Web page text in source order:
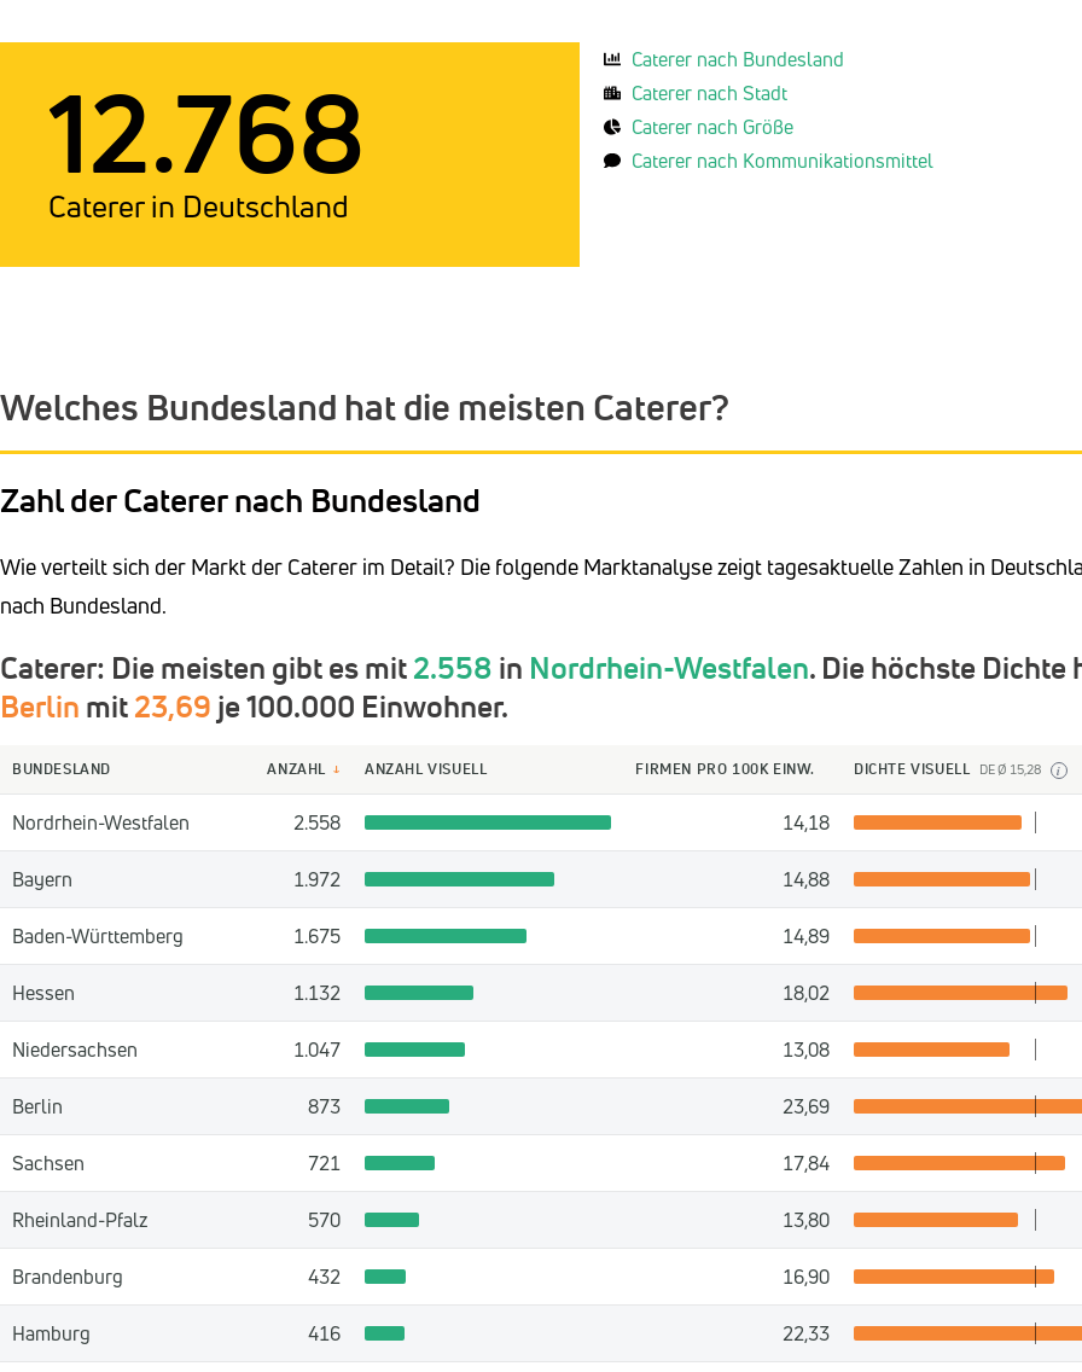
12.768
Caterer in Deutschland
Caterer nach Bundesland
Caterer nach Stadt
Caterer nach Größe
Caterer nach Kommunikationsmittel
Welches Bundesland hat die meisten Caterer?
Zahl der Caterer nach Bundesland
Wie verteilt sich der Markt der Caterer im Detail? Die folgende Marktanalyse zeigt tagesaktuelle Zahlen in
nach Bundesland.
Caterer: Die meisten gibt es mit2.558 in Nordrhein-Westfalen. Die höchste Dichte
Berlin mit23,69 je 100.000 Einwohner.
BUNDESLAND ANZAHL ↓ ANZAHL VISUELL FIRMEN PRO 100K EINW. DICHTE VISUELL DE Ø 15,28 i
Nordrhein-Westfalen 2.558 14,18
Bayern 1.972 14,88
Baden-Württemberg 1.675 14,89
Hessen 1.132 18,02
Niedersachsen 1.047 13,08
Berlin 873 23,69
Sachsen 721 17,84
Rheinland-Pfalz 570 13,80
Brandenburg 432 16,90
Hamburg 416 22,33